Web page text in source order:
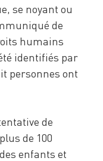
se noyant ou
de
humains
identifiés par
personnes ont
de
de 100
enfants et